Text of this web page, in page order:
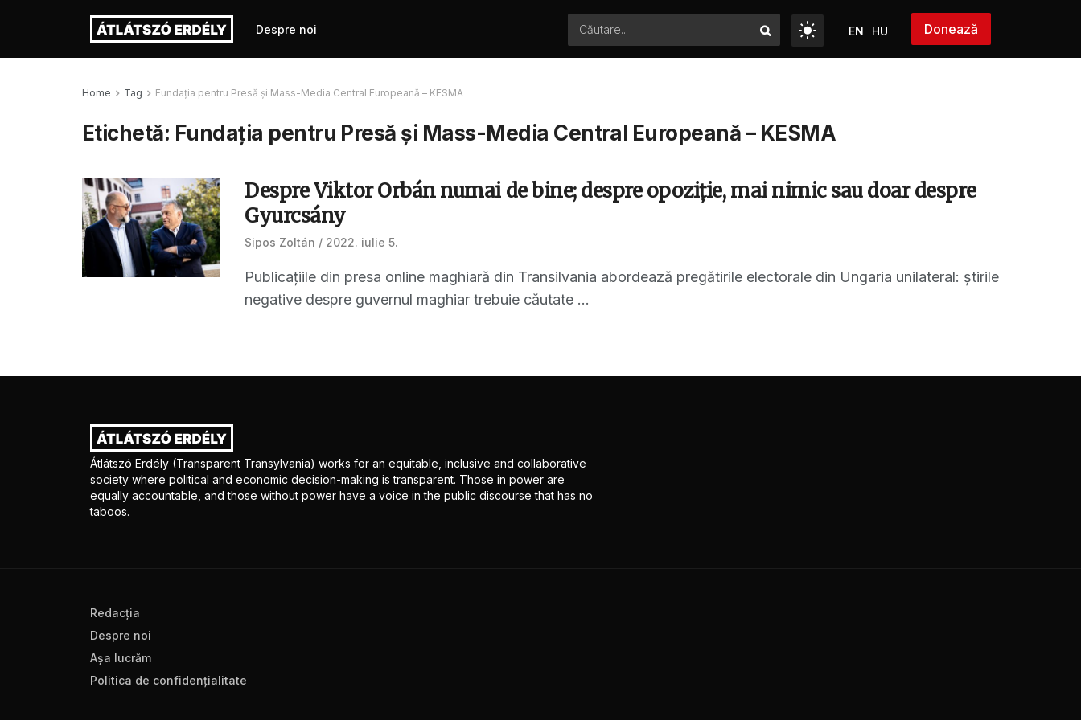
Despre noi EN HU Donează
Home Tag Fundația pentru Presă și Mass-Media Central Europeană – KESMA
Etichetă: Fundația pentru Presă și Mass-Media Central Europeană – KESMA
Despre Viktor Orbán numai de bine; despre opoziție, mai nimic sau doar despre
Gyurcsány
Sipos Zoltán 2022. iulie 5.
Publicațiile din presa online maghiară din Transilvania abordează pregătirile electorale din Ungaria unilateral: știrile
negative despre guvernul maghiar trebuie căutate ...
Átlátszó Erdély (Transparent Transylvania) works for an equitable, inclusive and collaborative
society where political and economic decision-making is transparent. Those in power are
equally accountable, and those without power have a voice in the public discourse that has no
taboos.
Redacţia
Despre noi
Aşa lucrăm
Politica de confidenţialitate